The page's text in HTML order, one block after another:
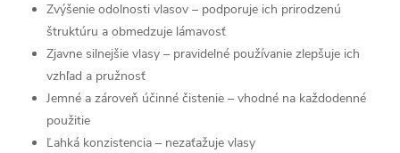
Zvýšenie odolnosti vlasov – podporuje ich prirodzenú
štruktúru a obmedzuje lámavosť
Zjavne silnejšie vlasy – pravidelné používanie zlepšuje ich
vzhľad a pružnosť
Jemné a zároveň účinné čistenie – vhodné na každodenné
použitie
Ľahká konzistencia – nezaťažuje vlasy